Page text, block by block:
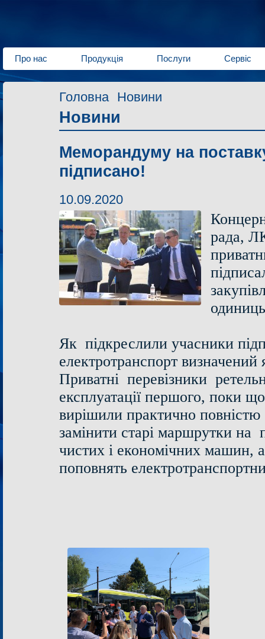
Про нас Продукція Послуги Сервіс
Головна Новини
Новини
Меморандуму на
підписано!
10.09.2020
рада,
Як підкреслили учасники
електротранспорт визначений
Приватні перевізники
експлуатації першого, поки
вирішили практично
замінити старі маршрутки на
чистих і економічних машин,
поповнять